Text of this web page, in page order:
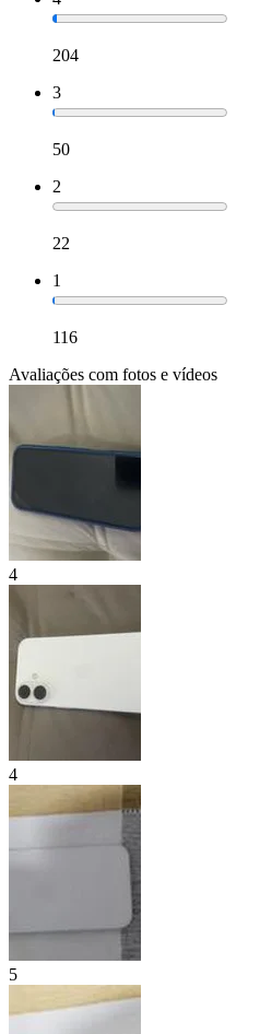
204
3
50
2
22
1
116
Avaliações com fotos e vídeos
4
4
5